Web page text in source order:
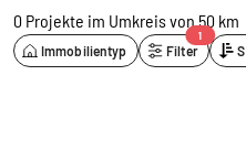
0 Projekte im Umkreis von 50 km
Immobilientyp Filter
1